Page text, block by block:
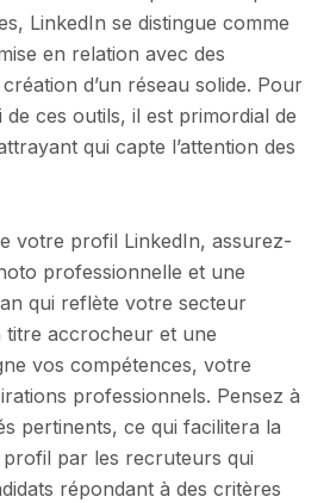
LinkedIn se distingue comme
en relation avec des
d’un réseau solide. Pour
ces outils, il est primordial de
qui capte l’attention des
votre profil LinkedIn, assurez-
professionnelle et une
qui reflète votre secteur
titre accrocheur et une
vos compétences, votre
professionnels. Pensez à
pertinents, ce qui facilitera la
par les recruteurs qui
répondant à des critères